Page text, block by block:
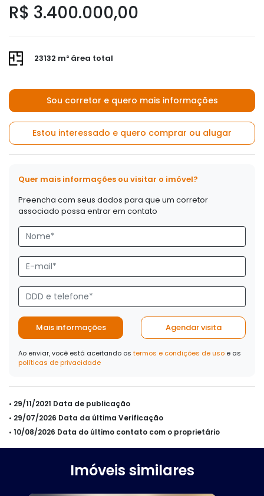
R$ 3.400.000,00
23132 m² área total
Sou corretor e quero mais informações
Estou interessado e quero comprar ou alugar
Quer mais informações ou visitar o imóvel?
Preencha com seus dados para que um corretor
associado possa entrar em contato
Mais informações Agendar visita
Ao enviar, você está aceitando os termos e condições de uso e as
políticas de privacidade
• 29/11/2021 Data de publicação
• 29/07/2026 Data da última Verificação
• 10/08/2026 Data do último contato com o proprietário
Imóveis similares